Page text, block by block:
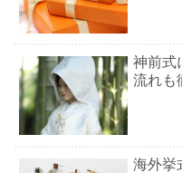
神前式
流れも
海外挙